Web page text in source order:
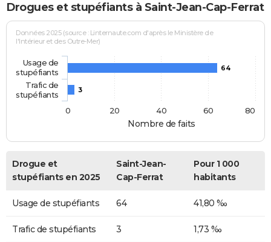
Drogues et stupéfiants à Saint-Jean-Cap-Ferrat
Nombre de faits
Données 2025 (source : Linternaute.com d'après le Ministère de
l'Intérieur et des Outre-Mer)
64
3
Usage de
stupéfiants
Trafic de
stupéfiants
0
20 40 60 80
Drogue et
stupéfiants en 2025
Saint-Jean-
Cap-Ferrat
Pour 1 000
habitants
Usage de stupéfiants 64 41,80 ‰
Trafic de stupéfiants 3 1,73 ‰